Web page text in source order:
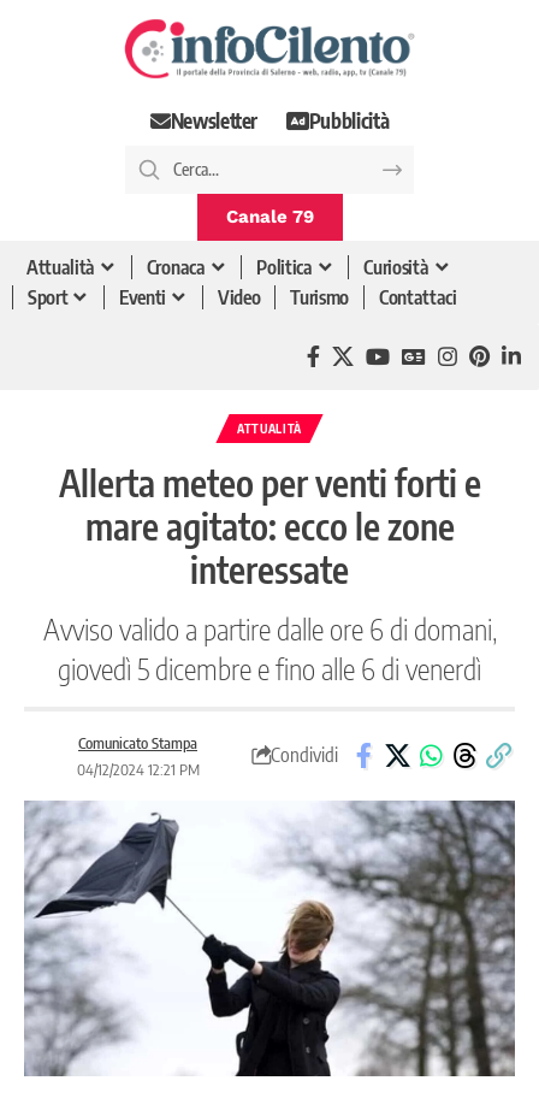
Newsletter Pubblicità
Canale 79
Attualità Cronaca Politica
Curiosità
Sport
Eventi Video Turismo Contattaci
ATTUALITÀ
Allerta meteo per venti forti e
mare agitato: ecco le zone
interessate
Avviso valido a partire dalle ore 6 di domani,
giovedì 5 dicembre e fino alle 6 di venerdì
Comunicato Stampa
04/12/2024 12:21 PM
Condividi